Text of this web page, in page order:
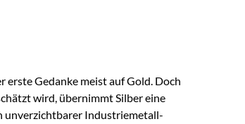
erste Gedanke meist auf Gold. Doch
wird, übernimmt Silber eine
unverzichtbarer Industriemetall-